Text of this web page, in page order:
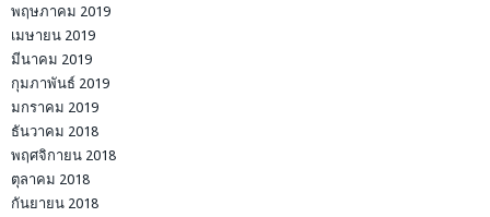
พฤษภาคม 2019
เมษายน 2019
มีนาคม 2019
กุมภาพันธ์ 2019
มกราคม 2019
ธันวาคม 2018
พฤศจิกายน 2018
ตุลาคม 2018
กันยายน 2018